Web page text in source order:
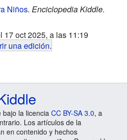
Niños. Enciclopedia Kiddle.
17 oct 2025, a las 11:19
una edición.
bajo la licencia CC BY-SA 3.0, a
Los artículos de la
en contenido y hechos